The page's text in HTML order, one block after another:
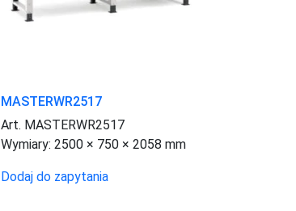
MASTERWR2517
Art. MASTERWR2517
Wymiary:2500 × 750 × 2058 mm
Dodaj do zapytania